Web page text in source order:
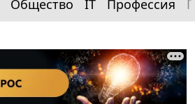
Общество IT Профессия